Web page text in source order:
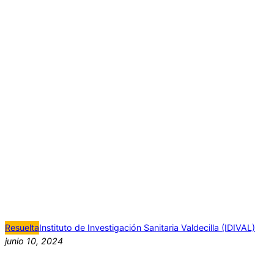
ResueltaInstituto de Investigación Sanitaria Valdecilla (IDIVAL)
junio 10, 2024